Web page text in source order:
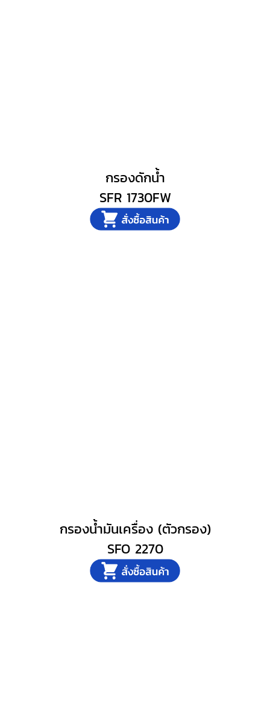
กรองดักน้ำ
SFR 1730FW
กรองน้ำมันเครื่อง (ตัวกรอง)
SFO 2270